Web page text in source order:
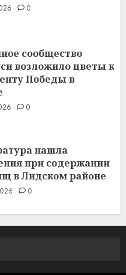
0
сообщество
возложило цветы к
Победы в
0
нашла
при содержании
в Лидском районе
0